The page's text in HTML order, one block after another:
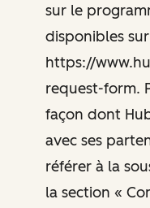
sur le
disponibles
https://
request-form.
façon dont
avec ses
référer à la
la section «